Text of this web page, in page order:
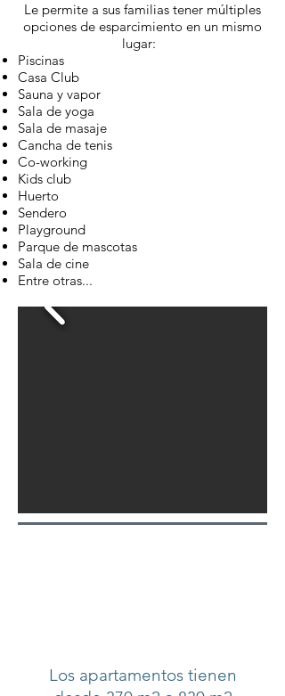
Le permite a sus familias tener múltiples
opciones de esparcimiento en un mismo
lugar:
Piscinas
Casa Club
Sauna y vapor
Sala de yoga
Sala de masaje
Cancha de tenis
Co-working
Kids club
Huerto
Sendero
Playground
Parque de mascotas
Sala de cine
Entre otras...
Los apartamentos tienen